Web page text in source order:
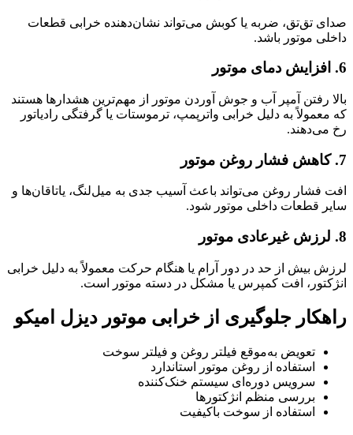
صدای تق‌تق، ضربه یا کوبش می‌تواند نشان‌دهنده خرابی قطعات
داخلی موتور باشد.
6. افزایش دمای موتور
بالا رفتن آمپر آب و جوش آوردن موتور از مهم‌ترین هشدارها هستند
که معمولاً به دلیل خرابی واترپمپ، ترموستات یا گرفتگی رادیاتور
رخ می‌دهند.
7. کاهش فشار روغن موتور
افت فشار روغن می‌تواند باعث آسیب جدی به میل‌لنگ، یاتاقان‌ها و
سایر قطعات داخلی موتور شود.
8. لرزش غیرعادی موتور
لرزش بیش از حد در دور آرام یا هنگام حرکت معمولاً به دلیل خرابی
انژکتور، افت کمپرس یا مشکل در دسته موتور است.
راهکار جلوگیری از خرابی موتور دیزل امیکو
تعویض به‌موقع فیلتر روغن و فیلتر سوخت
استفاده از روغن موتور استاندارد
سرویس دوره‌ای سیستم خنک‌کننده
بررسی منظم انژکتورها
استفاده از سوخت باکیفیت